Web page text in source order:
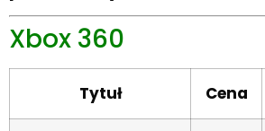
Xbox 360
Tytuł Cena